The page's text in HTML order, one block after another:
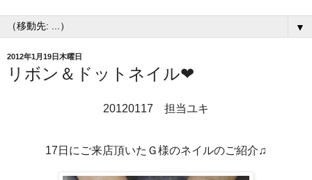
▼
2012年1月19日木曜日
リボン＆ドットネイル❤
20120117 担当ユキ
17日にご来店頂いたＧ様のネイルのご紹介♫